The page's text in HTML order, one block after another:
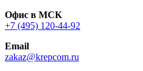
Офис в МСК
+7 (495) 120-44-92
Email
zakaz@krepcom.ru